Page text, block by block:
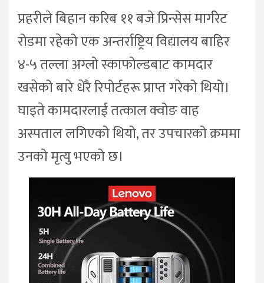
प्रहरीले बिहान करिब ११ बजे प्रिन्सेस मार्गरेट
रोडमा रहेको एक अन्तर्राष्ट्रिय विद्यालय बाहिर
४-५ तल्ला अग्लो स्काफोल्डबाट कामदार
खसेको बारे धेरै रिपोर्टहरू प्राप्त गरेको थियो।
घाइते कामदारलाई तत्काल क्वोङ वाह
अस्पताल लगिएको थियो, तर उपचारको क्रममा
उनको मृत्यु भएको छ।